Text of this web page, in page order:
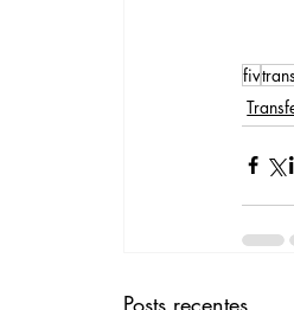
fiv
Posts recentes